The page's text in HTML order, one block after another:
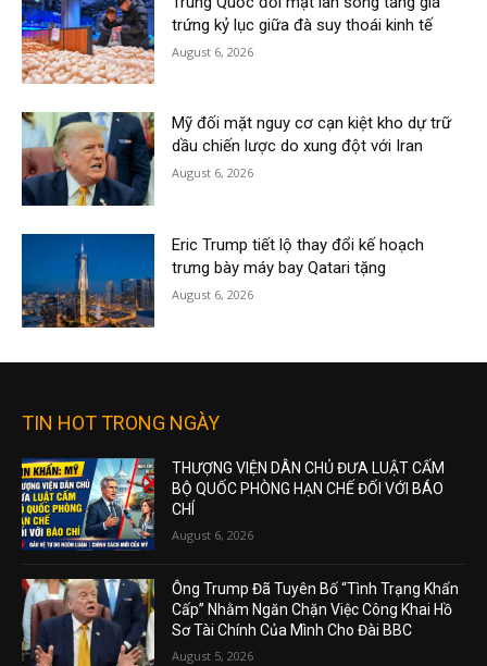
trứng kỷ lục giữa đà suy thoái kinh tế
August 6, 2026
Mỹ đối mặt nguy cơ cạn kiệt kho dự trữ
dầu chiến lược do xung đột với Iran
August 6, 2026
Eric Trump tiết lộ thay đổi kế hoạch
trưng bày máy bay Qatari tặng
August 6, 2026
TIN HOT TRONG NGÀY
THƯỢNG VIỆN DÂN CHỦ ĐƯA LUẬT CẤM
BỘ QUỐC PHÒNG HẠN CHẾ ĐỐI VỚI BÁO
CHÍ
August 6, 2026
Ông Trump Đã Tuyên Bố “Tình Trạng Khẩn
Cấp” Nhằm Ngăn Chặn Việc Công Khai Hồ
Sơ Tài Chính Của Mình Cho Đài BBC
August 5, 2026